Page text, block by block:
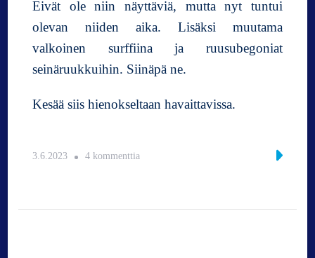
Eivät ole niin näyttäviä, mutta nyt tuntui
olevan niiden aika. Lisäksi muutama
valkoinen surffiina ja ruusubegoniat
seinäruukkuihin. Siinäpä ne.
Kesää siis hienokseltaan havaittavissa.
3.6.2023 4 kommenttia